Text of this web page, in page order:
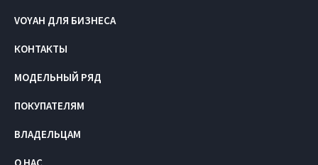
VOYAH ДЛЯ БИЗНЕСА
КОНТАКТЫ
МОДЕЛЬНЫЙ РЯД
ПОКУПАТЕЛЯМ
ВЛАДЕЛЬЦАМ